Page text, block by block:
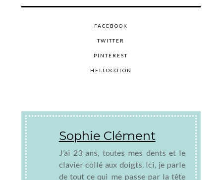
FACEBOOK
TWITTER
PINTEREST
HELLOCOTON
Sophie Clément
J’ai 23 ans, toutes mes dents et le
clavier collé aux doigts. Ici, je parle
de tout ce qui me passe par la tête